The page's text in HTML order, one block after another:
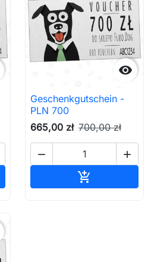

Geschenkgutschein -
PLN 700
665,00 zł 700,00 zł
 
